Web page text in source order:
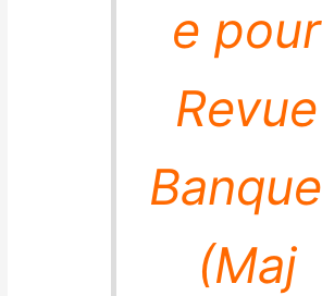
e pour
Revue
Banque
(Maj